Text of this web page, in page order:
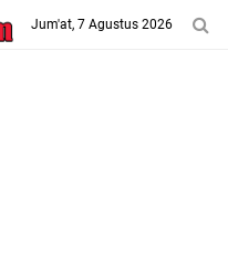
Jum'at, 7 Agustus 2026